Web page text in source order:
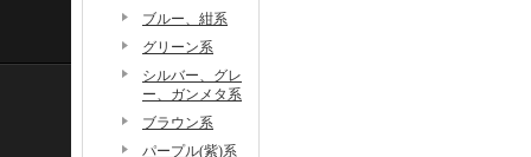
ブルー、紺系
グリーン系
シルバー、グレ
ー、ガンメタ系
ブラウン系
パープル(紫)系